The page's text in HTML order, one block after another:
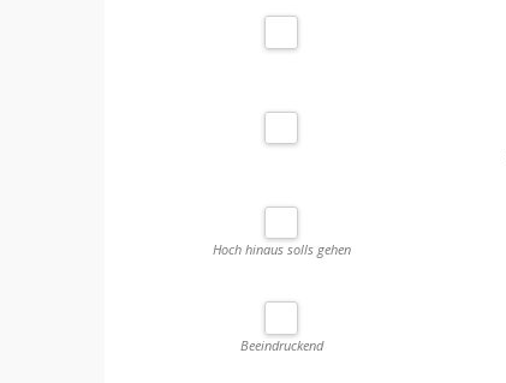
Hoch hinaus solls gehen
Beeindruckend